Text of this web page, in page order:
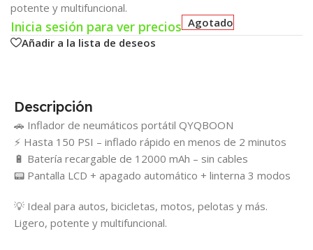
potente y multifuncional.
Inicia sesión para ver precios Agotado
Añadir a la lista de deseos
Descripción
🚗 Inflador de neumáticos portátil QYQBOON
⚡ Hasta 150 PSI – inflado rápido en menos de 2 minutos
🔋 Batería recargable de 12000 mAh – sin cables
📟 Pantalla LCD + apagado automático + linterna 3 modos
💡 Ideal para autos, bicicletas, motos, pelotas y más.
Ligero, potente y multifuncional.